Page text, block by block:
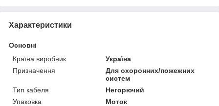
Характеристики
Основні
Країна виробник
Україна
Призначення
Для охоронних/пожежних
систем
Тип кабеля
Негорючий
Упаковка
Моток